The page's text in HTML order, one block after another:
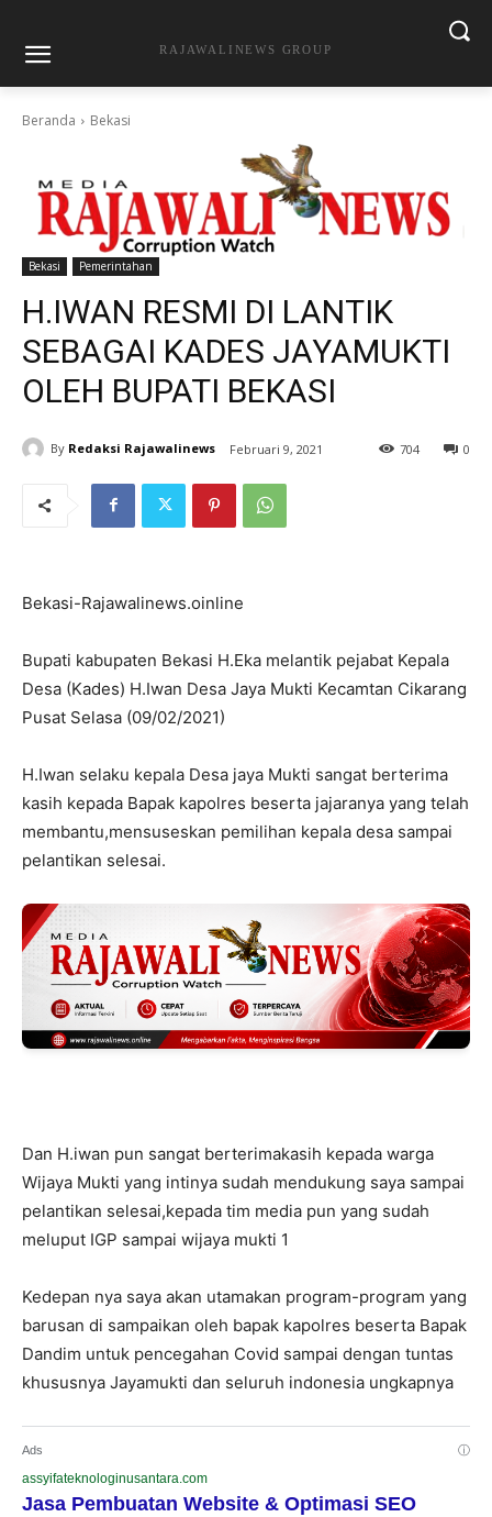
RAJAWALINEWS GROUP
Beranda Bekasi
Bekasi Pemerintahan
H.IWAN RESMI DI LANTIK
SEBAGAI KADES JAYAMUKTI
OLEH BUPATI BEKASI
By Redaksi Rajawalinews Februari 9, 2021 0
704
Bekasi-Rajawalinews.oinline
Bupati kabupaten Bekasi H.Eka melantik pejabat Kepala
Desa (Kades) H.Iwan Desa Jaya Mukti Kecamtan Cikarang
Pusat Selasa (09/02/2021)
H.Iwan selaku kepala Desa jaya Mukti sangat berterima
kasih kepada Bapak kapolres beserta jajaranya yang telah
membantu,mensuseskan pemilihan kepala desa sampai
pelantikan selesai.
Dan H.iwan pun sangat berterimakasih kepada warga
Wijaya Mukti yang intinya sudah mendukung saya sampai
pelantikan selesai,kepada tim media pun yang sudah
meluput IGP sampai wijaya mukti 1
Kedepan nya saya akan utamakan program-program yang
barusan di sampaikan oleh bapak kapolres beserta Bapak
Dandim untuk pencegahan Covid sampai dengan tuntas
khususnya Jayamukti dan seluruh indonesia ungkapnya
Ads ⓘ
assyifateknologinusantara.com
Jasa Pembuatan Website & Optimasi SEO